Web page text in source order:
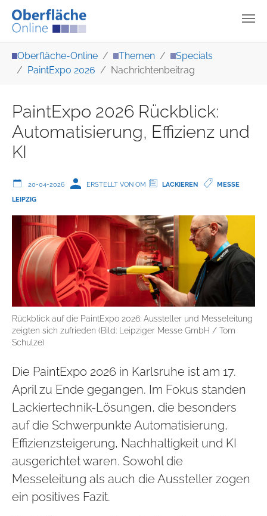
Oberfläche-Online Themen
Specials
PaintExpo 2026
Nachrichtenbeitrag
PaintExpo 2026 Rückblick:
Automatisierung, Effizienz und
KI
20-04-2026 ERSTELLT VON OM LACKIEREN
MESSE
LEIPZIG
Rückblick auf die PaintExpo 2026: Aussteller und Messeleitung
zeigten sich zufrieden (Bild: Leipziger Messe GmbH / Tom
Schulze)
Die PaintExpo 2026 in Karlsruhe ist am 17.
April zu Ende gegangen. Im Fokus standen
Lackiertechnik-Lösungen, die besonders
auf die Schwerpunkte Automatisierung,
Effizienzsteigerung, Nachhaltigkeit und KI
ausgerichtet waren. Sowohl die
Messeleitung als auch die Aussteller zogen
ein positives Fazit.